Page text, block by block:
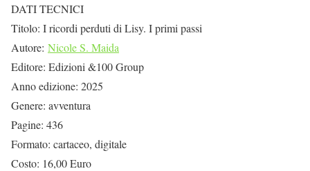
DATI TECNICI
Titolo: I ricordi perduti di Lisy. I primi passi
Autore: Nicole S. Maida
Editore: Edizioni &100 Group
Anno edizione: 2025
Genere: avventura
Pagine: 436
Formato: cartaceo, digitale
Costo: 16,00 Euro